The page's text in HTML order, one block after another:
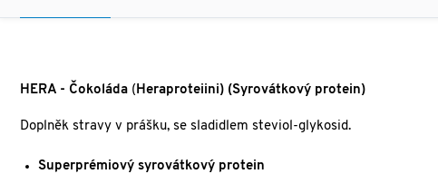
HERA - Čokoláda (Heraproteiini) (Syrovátkový protein)
Doplněk stravy v prášku, se sladidlem steviol-glykosid.
Superprémiový syrovátkový protein